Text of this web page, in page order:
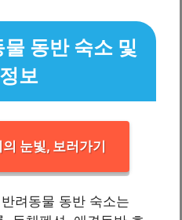
동반 숙소 및
보
눈빛, 보러가기
려동물 동반 숙소는